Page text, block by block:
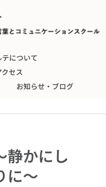
テについて
クセス
お知らせ・ブログ
静かにし
に～